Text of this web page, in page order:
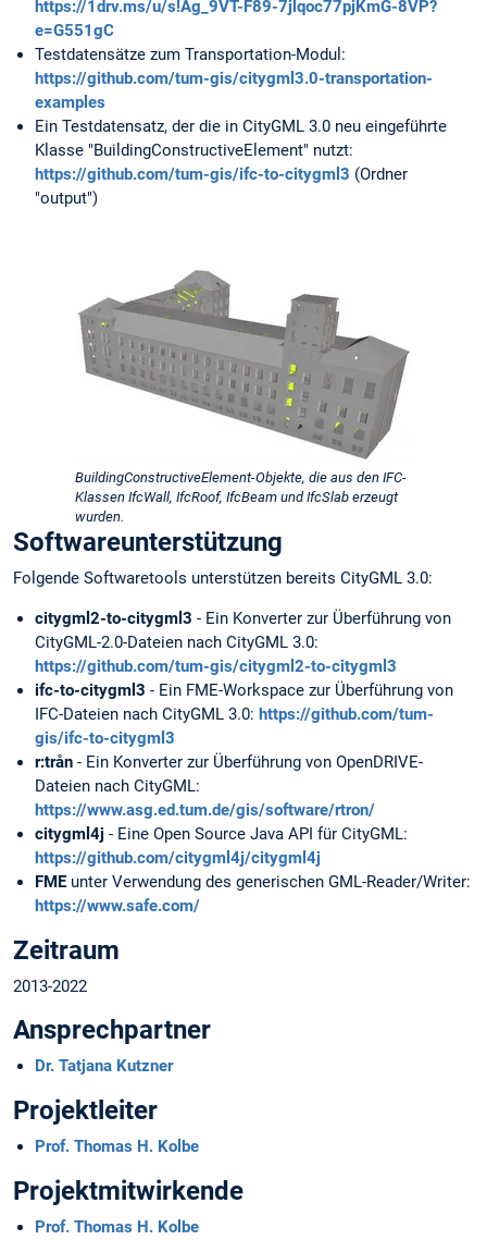
https://1drv.ms/u/s!Ag_9VT-F89-7jlqoc77pjKmG-8VP?
e=G551gC
Testdatensätze zum Transportation-Modul:
https://github.com/tum-gis/citygml3.0-transportation-
examples
Ein Testdatensatz, der die in CityGML 3.0 neu eingeführte
Klasse "BuildingConstructiveElement" nutzt:
https://github.com/tum-gis/ifc-to-citygml3 (Ordner
"output")
BuildingConstructiveElement-Objekte, die aus den IFC-
Klassen IfcWall, IfcRoof, IfcBeam und IfcSlab erzeugt
wurden.
Softwareunterstützung
Folgende Softwaretools unterstützen bereits CityGML 3.0:
citygml2-to-citygml3 - Ein Konverter zur Überführung von
CityGML-2.0-Dateien nach CityGML 3.0:
https://github.com/tum-gis/citygml2-to-citygml3
ifc-to-citygml3 - Ein FME-Workspace zur Überführung von
IFC-Dateien nach CityGML 3.0: https://github.com/tum-
gis/ifc-to-citygml3
r:trån - Ein Konverter zur Überführung von OpenDRIVE-
Dateien nach CityGML:
https://www.asg.ed.tum.de/gis/software/rtron/
citygml4j - Eine Open Source Java API für CityGML:
https://github.com/citygml4j/citygml4j
FMEunter Verwendung des generischen GML-Reader/Writer:
https://www.safe.com/
Zeitraum
2013-2022
Ansprechpartner
Dr. Tatjana Kutzner
Projektleiter
Prof. Thomas H. Kolbe
Projektmitwirkende
Prof. Thomas H. Kolbe